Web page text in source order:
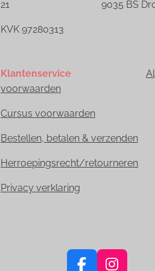
21 9035 BS
KVK 97280313
Klantenservice
voorwaarden
Cursus voorwaarden
Bestellen, betalen & verzenden
Herroepingsrecht/retourneren
Privacy verklaring